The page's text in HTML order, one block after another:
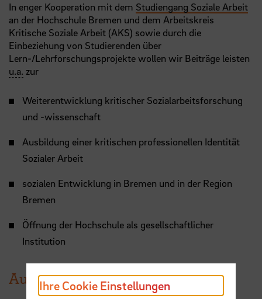
In enger Kooperation mit dem Studiengang Soziale Arbeit
an der Hochschule Bremen und dem Arbeitskreis
Kritische Soziale Arbeit (AKS) sowie durch die
Einbeziehung von Studierenden über
Lern-/Lehrforschungsprojekte wollen wir Beiträge leisten
u.a. zur
Weiterentwicklung kritischer Sozialarbeitsforschung
und -wissenschaft
Ausbildung einer kritischen professionellen Identität
Sozialer Arbeit
sozialen Entwicklung in Bremen und in der Region
Bremen
Öffnung der Hochschule als gesellschaftlicher
Institution
AufgabenIhre Cookie Einstellungen